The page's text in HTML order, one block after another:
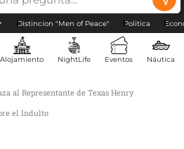
Distincion "Men of Peace" Politica
Alojamiento NightLife Eventos Náutica
al Representante de Texas Henry
el Indulto